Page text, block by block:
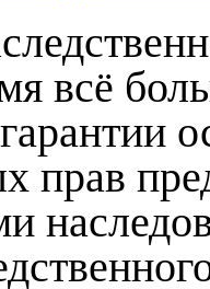
всё
прав